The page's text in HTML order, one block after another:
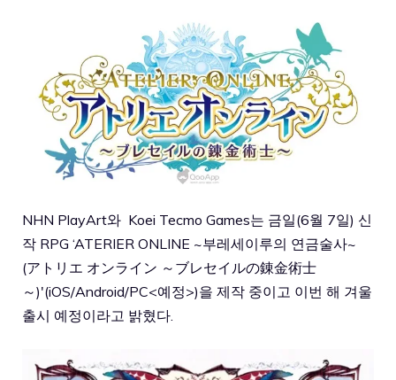
NHN PlayArt와 Koei Tecmo Games는 금일(6월 7일) 신
작 RPG ‘ATERIER ONLINE ~부레세이루의 연금술사~
(アトリエ オンライン ～ブレセイルの錬金術士
～)'(iOS/Android/PC<예정>)을 제작 중이고 이번 해 겨울
출시 예정이라고 밝혔다.